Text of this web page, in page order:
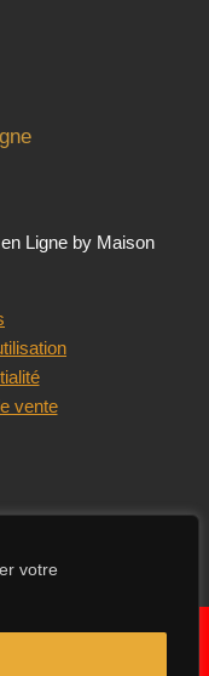
les délais de
Merci de votre
votre
Ligne by Maison
vente